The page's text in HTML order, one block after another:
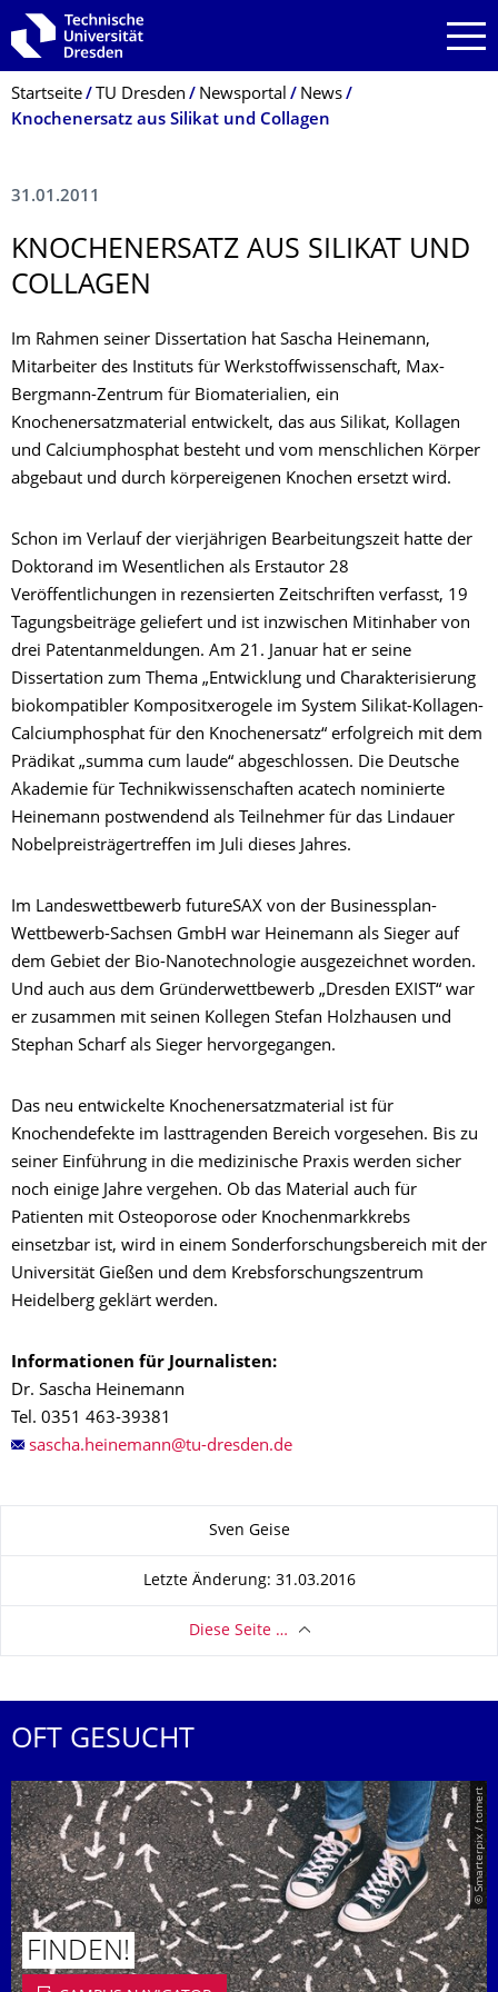
Zur Hauptnavigation springen
Zur Suche springen
Zum Inhalt springen
Breadcrumb-Menü
Startseite TU Dresden Newsportal
News
Knochenersatz aus Silikat und Collagen
31.01.2011
KNOCHENERSATZ AUS SILIKAT UND
COLLAGEN
Im Rahmen seiner Dissertation hat Sascha Heinemann,
Mitarbeiter des Instituts für Werkstoffwissenschaft, Max-
Bergmann-Zentrum für Biomaterialien, ein
Knochenersatzmaterial entwickelt, das aus Silikat, Kollagen
und Calciumphosphat besteht und vom menschlichen Körper
abgebaut und durch körpereigenen Knochen ersetzt wird.
Schon im Verlauf der vierjährigen Bearbeitungszeit hatte der
Doktorand im Wesentlichen als Erstautor 28
Veröffentlichungen in rezensierten Zeitschriften verfasst, 19
Tagungsbeiträge geliefert und ist inzwischen Mitinhaber von
drei Patentanmeldungen. Am 21. Januar hat er seine
Dissertation zum Thema „Entwicklung und Charakterisierung
biokompatibler Kompositxerogele im System Silikat-Kollagen-
Calciumphosphat für den Knochenersatz“ erfolgreich mit dem
Prädikat „summa cum laude“ abgeschlossen. Die Deutsche
Akademie für Technikwissenschaften acatech nominierte
Heinemann postwendend als Teilnehmer für das Lindauer
Nobelpreisträgertreffen im Juli dieses Jahres.
Im Landeswettbewerb futureSAX von der Businessplan-
Wettbewerb-Sachsen GmbH war Heinemann als Sieger auf
dem Gebiet der Bio-Nanotechnologie ausgezeichnet worden.
Und auch aus dem Gründerwettbewerb „Dresden EXIST“ war
er zusammen mit seinen Kollegen Stefan Holzhausen und
Stephan Scharf als Sieger hervorgegangen.
Das neu entwickelte Knochenersatzmaterial ist für
Knochendefekte im lasttragenden Bereich vorgesehen. Bis zu
seiner Einführung in die medizinische Praxis werden sicher
noch einige Jahre vergehen. Ob das Material auch für
Patienten mit Osteoporose oder Knochenmarkkrebs
einsetzbar ist, wird in einem Sonderforschungsbereich mit der
Universität Gießen und dem Krebsforschungszentrum
Heidelberg geklärt werden.
Informationen für Journalisten:
Dr. Sascha Heinemann
Tel. 0351 463-39381
Sven Geise
Letzte Änderung: 31.03.2016
Diese Seite …
OFT GESUCHT
© Smarterpix / tomert
FINDEN!